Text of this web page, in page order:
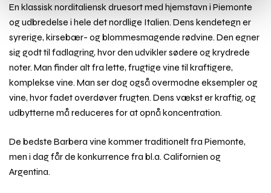
En klassisk norditaliensk druesort med hjemstavn i Piemonte
og udbredelse i hele det nordlige Italien. Dens kendetegn er
syrerige, kirsebær- og blommesmagende rødvine. Den egner
sig godt til fadlagring, hvor den udvikler sødere og krydrede
noter. Man finder alt fra lette, frugtige vine til kraftigere,
komplekse vine. Man ser dog også overmodne eksempler og
vine, hvor fadet overdøver frugten. Dens vækst er kraftig, og
udbytterne må reduceres for at opnå koncentration.
De bedste Barbera vine kommer traditionelt fra Piemonte,
men i dag får de konkurrence fra bl.a. Californien og
Argentina.